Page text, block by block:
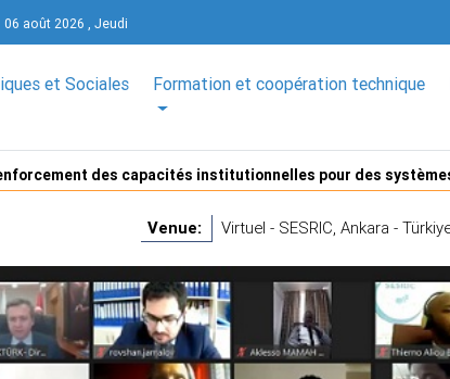
06 août 2026 , Jeudi
et Sociales Formation et coopération technique
des capacités institutionnelles pour des
Venue: Virtuel - SESRIC, Ankara -